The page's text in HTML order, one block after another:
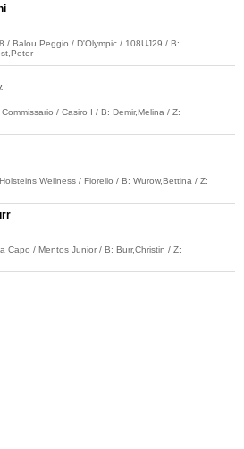
/ Balou Peggio / D'Olympic / 108UJ29 / B:
/ Casiro I / B: Demir,Melina / Z:
Wellness / Fiorello / B: Wurow,Bettina / Z:
Capo / Mentos Junior / B: Burr,Christin / Z: